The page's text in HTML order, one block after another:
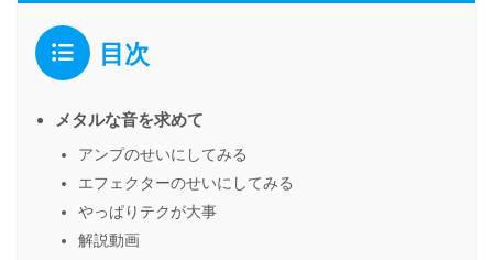
目次
メタルな音を求めて
アンプのせいにしてみる
エフェクターのせいにしてみる
やっぱりテクが大事
解説動画